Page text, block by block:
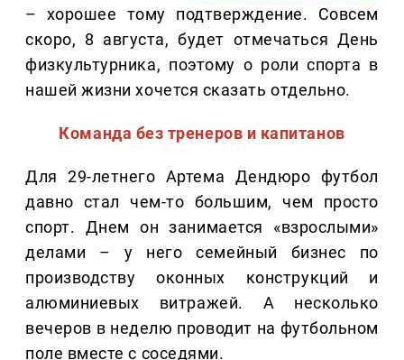
– хорошее тому подтверждение. Совсем
скоро, 8 августа, будет отмечаться День
физкультурника, поэтому о роли спорта в
нашей жизни хочется сказать отдельно.
Команда без тренеров и капитанов
Для 29-летнего Артема Дендюро футбол
давно стал чем-то большим, чем просто
спорт. Днем он занимается «взрослыми»
делами – у него семейный бизнес по
производству оконных конструкций и
алюминиевых витражей. А несколько
вечеров в неделю проводит на футбольном
поле вместе с соседями.